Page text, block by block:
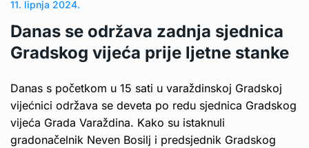
11. lipnja 2024.
Danas se održava zadnja sjednica
Gradskog vijeća prije ljetne stanke
Danas s početkom u 15 sati u varaždinskoj Gradskoj
vijećnici održava se deveta po redu sjednica Gradskog
vijeća Grada Varaždina. Kako su istaknuli
gradonačelnik Neven Bosilj i predsjednik Gradskog